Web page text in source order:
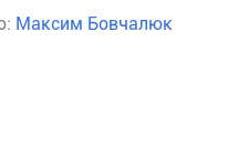
Максим Бовчалюк